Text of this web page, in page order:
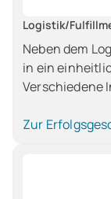
Logistik/
Neben dem
in ein
Verschiedene
klassischer
Zur